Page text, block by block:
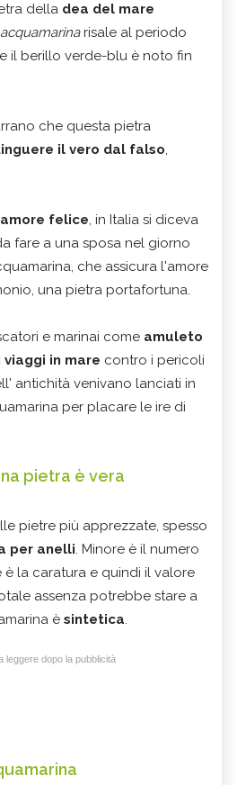
della dea del mare
acquamarinarisale al periodo
il berillo verde-blu è noto fin
che questa pietra
il vero dal falso,
felice, in Italia si diceva
fare a una sposa nel giorno
che assicura l'amore
una pietra portafortuna.
e marinai come amuleto
in mare contro i pericoli
antichità venivano lanciati in
per placare le ire di
pietra è vera
pietre più apprezzate, spesso
per anelli. Minore è il numero
è la caratura e quindi il valore
assenza potrebbe stare a
è sintetica.
leggere dopo la pubblicità